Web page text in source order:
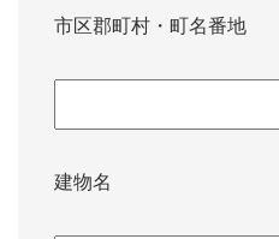
市区郡町村・町名番地
建物名